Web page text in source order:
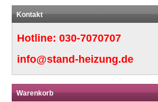
Kontakt
Hotline: 030-7070707
info@stand-heizung.de
Warenkorb